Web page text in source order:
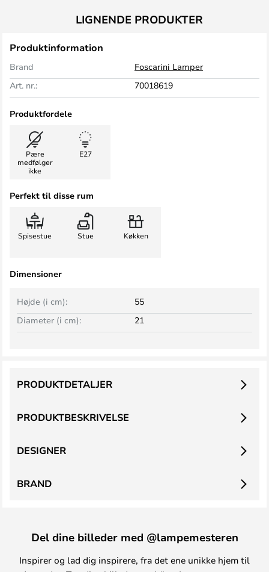
LIGNENDE PRODUKTER
Produktinformation
Brand
Foscarini Lamper
Art. nr.:
70018619
Produktfordele
Pære
medfølger
ikke
E27
Perfekt til disse rum
Spisestue Stue Køkken
Dimensioner
Højde (i cm):
55
Diameter (i cm):
21
PRODUKTBESKRIVELSE
PRODUKTDETALJER
DESIGNER
BRAND
Del dine billeder med @lampemesteren
Inspirer og lad dig inspirere, fra det ene unikke hjem til